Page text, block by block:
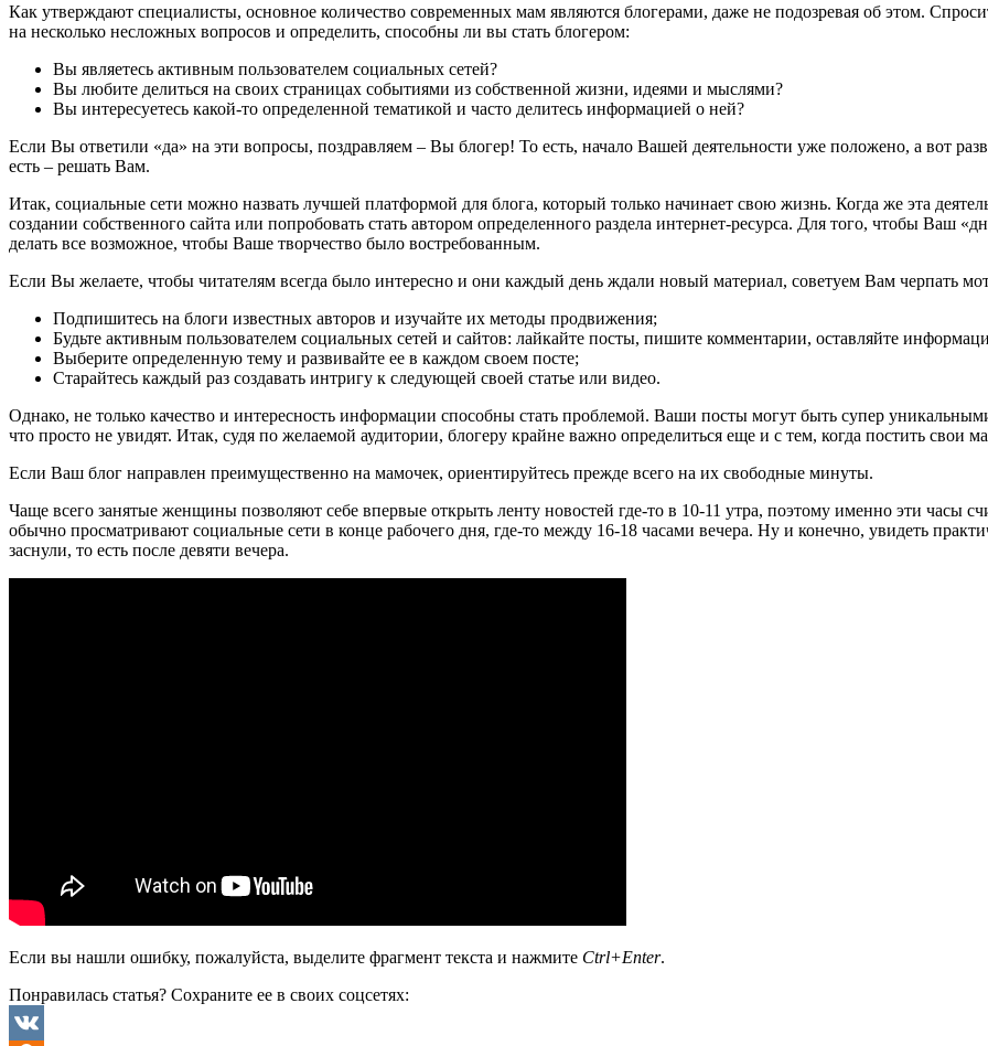
Как утверждают специалисты, основное количество современных мам являются блогерами, даже не подозревая об этом.
на несколько несложных вопросов и определить, способны ли вы стать блогером:
Вы являетесь активным пользователем социальных сетей?
Вы любите делиться на своих страницах событиями из собственной жизни, идеями и мыслями?
Вы интересуетесь какой-то определенной тематикой и часто делитесь информацией о ней?
Если Вы ответили «да» на эти вопросы, поздравляем – Вы блогер! То есть, начало Вашей деятельности уже положено, а вот
есть – решать Вам.
Итак, социальные сети можно назвать лучшей платформой для блога, который только начинает свою жизнь. Когда же эта
создании собственного сайта или попробовать стать автором определенного раздела интернет-ресурса. Для того, чтобы Ваш
делать все возможное, чтобы Ваше творчество было востребованным.
Если Вы желаете, чтобы читателям всегда было интересно и они каждый день ждали новый материал, советуем Вам черпать
Подпишитесь на блоги известных авторов и изучайте их методы продвижения;
Будьте активным пользователем социальных сетей и сайтов: лайкайте посты, пишите комментарии, оставляйте
Выберите определенную тему и развивайте ее в каждом своем посте;
Старайтесь каждый раз создавать интригу к следующей своей статье или видео.
Однако, не только качество и интересность информации способны стать проблемой. Ваши посты могут быть супер
что просто не увидят. Итак, судя по желаемой аудитории, блогеру крайне важно определиться еще и с тем, когда постить свои
Если Ваш блог направлен преимущественно на мамочек, ориентируйтесь прежде всего на их свободные минуты.
Чаще всего занятые женщины позволяют себе впервые открыть ленту новостей где-то в 10-11 утра, поэтому именно эти
обычно просматривают социальные сети в конце рабочего дня, где-то между 16-18 часами вечера. Ну и конечно, увидеть
заснули, то есть после девяти вечера.
Если вы нашли ошибку, пожалуйста, выделите фрагмент текста и нажмите Ctrl+Enter.
Понравилась статья? Сохраните ее в своих соцсетях: